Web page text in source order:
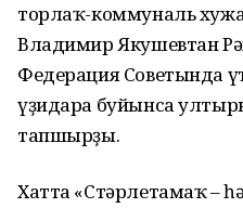
торлаҡ-коммуналь
Владимир Якушевтан
Федерация Советында
үҙидара буйынса
тапшырҙы.
Хатта «Стәрлетамаҡ –